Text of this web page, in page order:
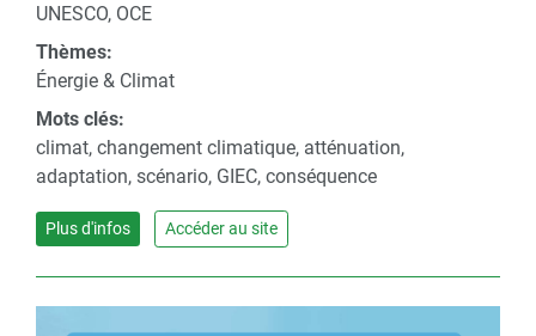
UNESCO, OCE
Thèmes:
Énergie & Climat
Mots clés:
climat, changement climatique, atténuation,
adaptation, scénario, GIEC, conséquence
Plus d'infos Accéder au site